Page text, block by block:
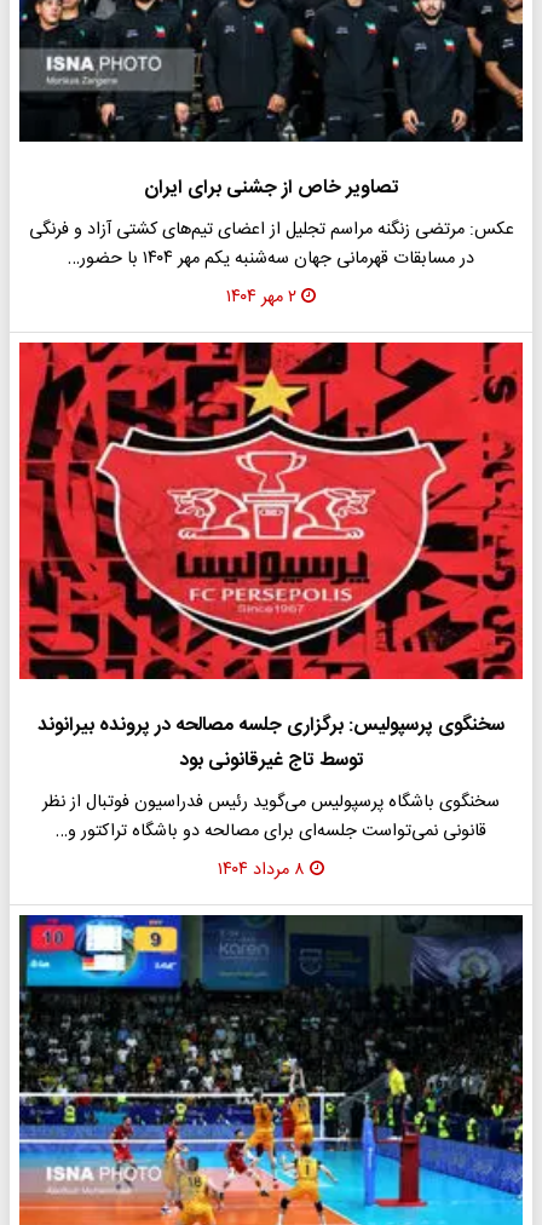
تصاویر خاص از جشنی برای ایران
عکس: مرتضی زنگنه مراسم تجلیل از اعضای تیم‌های کشتی آزاد و فرنگی
در مسابقات قهرمانی جهان سه‌شنبه یکم مهر ۱۴۰۴ با حضور…
۲ مهر ۱۴۰۴
سخنگوی پرسپولیس: برگزاری جلسه مصالحه در پرونده بیرانوند
توسط تاج غیرقانونی بود
سخنگوی باشگاه پرسپولیس می‌گوید رئیس فدراسیون فوتبال از نظر
قانونی نمی‌تواست جلسه‌ای برای مصالحه دو باشگاه تراکتور و…
۸ مرداد ۱۴۰۴